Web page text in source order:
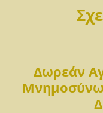
Δωρεάν